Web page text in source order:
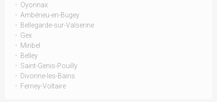
Oyonnax
Ambérieu-en-Bugey
Bellegarde-sur-Valserine
Gex
Miribel
Belley
Saint-Genis-Pouilly
Divonne-les-Bains
Ferney-Voltaire